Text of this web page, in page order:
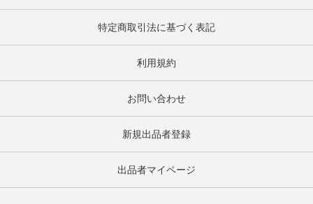
特定商取引法に基づく表記
利用規約
お問い合わせ
新規出品者登録
出品者マイページ